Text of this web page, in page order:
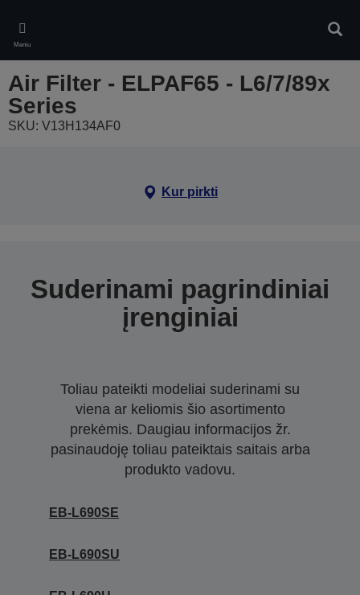
main
content
Meniu
Air Filter - ELPAF65 - L6/7/89x
Series
SKU: V13H134AF0
Kur pirkti
Suderinami pagrindiniai
įrenginiai
Toliau pateikti modeliai suderinami su
viena ar keliomis šio asortimento
prekėmis. Daugiau informacijos žr.
pasinaudoję toliau pateiktais saitais arba
produkto vadovu.
EB-L690SE
EB-L690SU